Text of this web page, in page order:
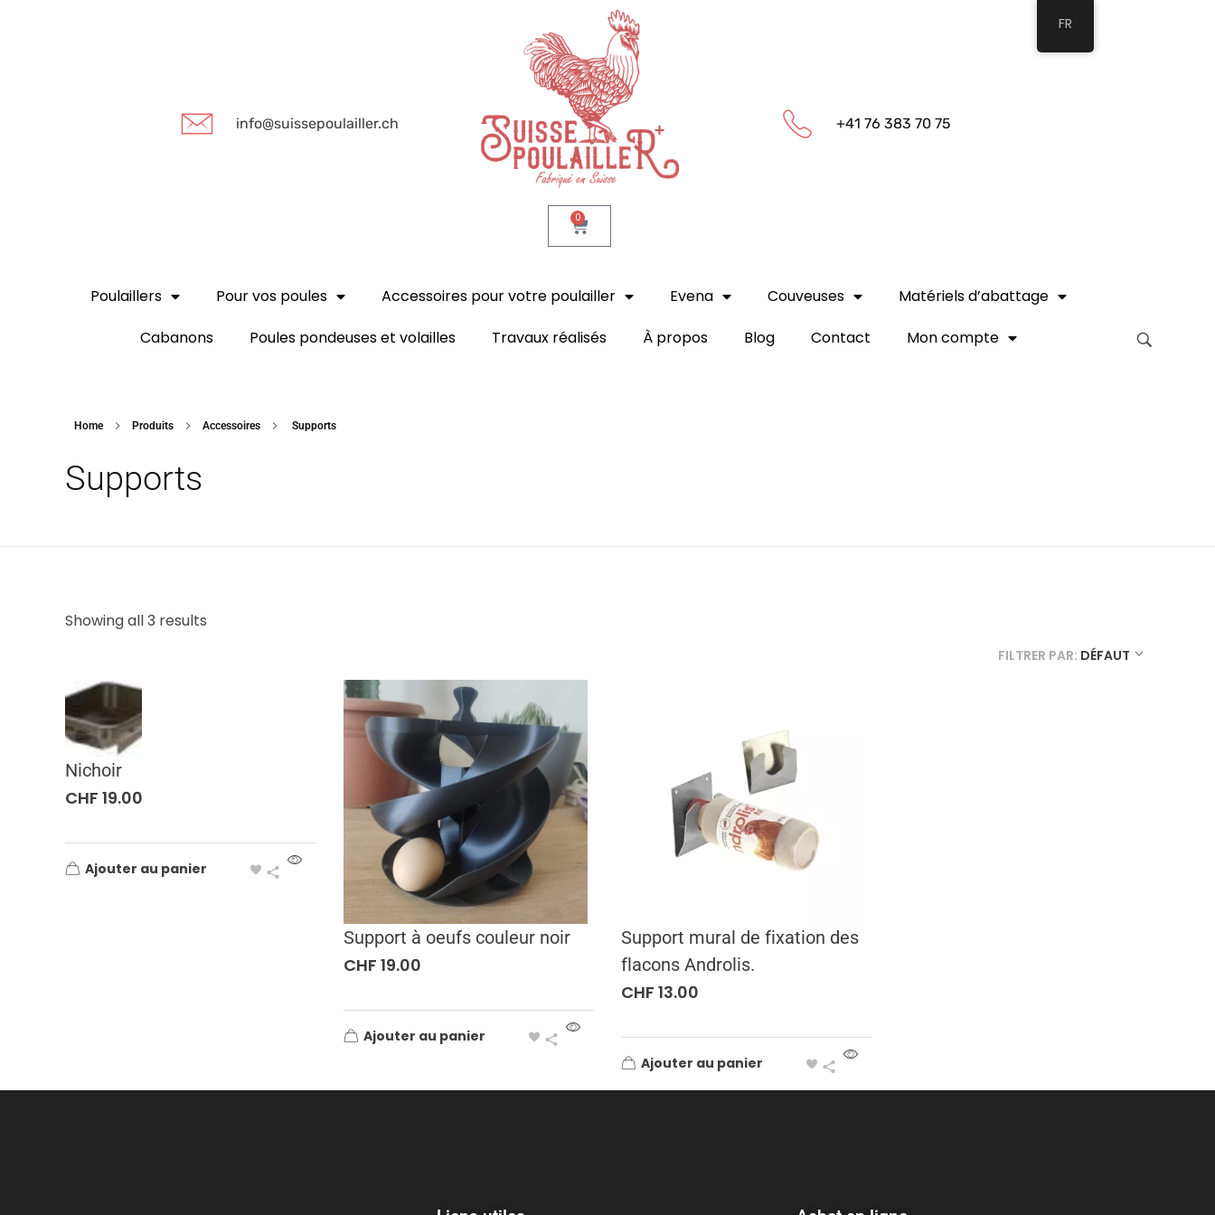
info@suissepoulailler.ch
0
+41 76 383 70 75
Poulaillers Pour vos poules Accessoires pour votre poulailler Evena Couveuses
Matériels d’abattage
Cabanons
Poules pondeuses et volailles Travaux réalisés À propos Blog Contact Mon compte
Home Produits Accessoires Supports
Supports
Showing all 3 results
FILTRER PAR: DÉFAUT
Nichoir
CHF 19.00
Ajouter au panier
Support à oeufs couleur noir
CHF 19.00
Ajouter au panier
Support mural de fixation des
flacons Androlis.
CHF 13.00
Ajouter au panier
FR